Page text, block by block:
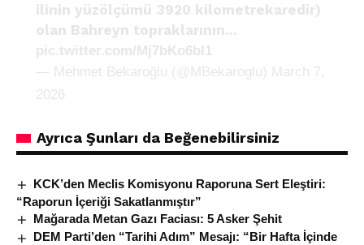
ilinin yüzölçümü 3920 kilometrekaredir)
olan Bahreyn topraklarının…
pic.twitter.com/Mj7bKo6bI1
— Mehmet Bekaroğlu (@MBekaroglu) March 7,
2026
Ayrıca Şunları da Beğenebilirsiniz
KCK’den Meclis Komisyonu Raporuna Sert Eleştiri:
“Raporun İçeriği Sakatlanmıştır”
Mağarada Metan Gazı Faciası: 5 Asker Şehit
DEM Parti’den “Tarihi Adım” Mesajı: “Bir Hafta İçinde